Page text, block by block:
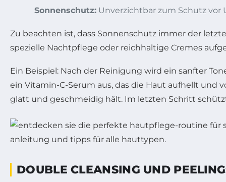
Sonnenschutz: Unverzichtbar zum Schutz vor
Zu beachten ist, dass Sonnenschutz immer der
spezielle Nachtpflege oder reichhaltige Cremes
Ein Beispiel: Nach der Reinigung wird ein sanfter
ein Vitamin-C-Serum aus, das die Haut aufhellt und
glatt und geschmeidig hält. Im letzten Schritt
DOUBLE CLEANSING UND